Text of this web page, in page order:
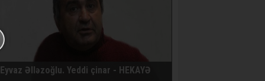
Avropa İttifaqı Rusiyaya qarşı 21-ci sanksiya paketini
Prokuror Anar Məmmədliyə 14, Anar Abdullaya isə
13 il həbs cəzası istəyib
AXCP daha bir üzvünün saxlandığını bildirir
Eyvaz Əlləzoğlu. Yeddi çinar - HEKAYƏ